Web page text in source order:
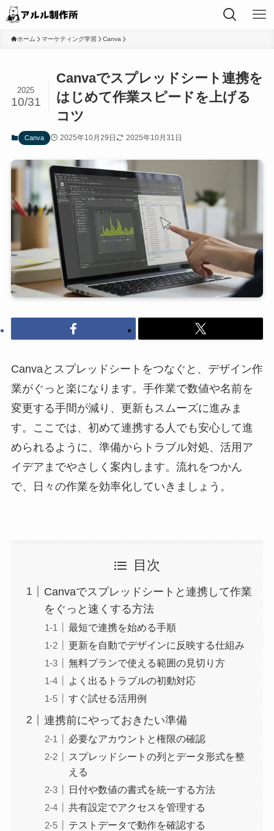
ホーム マーケティング学習 Canva
Canvaでスプレッドシート連携を
はじめて作業スピードを上げる
コツ
2025
10/31
Canva 2025年10月29日 2025年10月31日
Canvaとスプレッドシートをつなぐと、デザイン作
業がぐっと楽になります。手作業で数値や名前を
変更する手間が減り、更新もスムーズに進みま
す。ここでは、初めて連携する人でも安心して進
められるように、準備からトラブル対処、活用ア
イデアまでやさしく案内します。流れをつかん
で、日々の作業を効率化していきましょう。
目次
Canvaでスプレッドシートと連携して作業
をぐっと速くする方法
最短で連携を始める手順
更新を自動でデザインに反映する仕組み
無料プランで使える範囲の見切り方
よく出るトラブルの初動対応
すぐ試せる活用例
連携前にやっておきたい準備
必要なアカウントと権限の確認
スプレッドシートの列とデータ形式を整
える
日付や数値の書式を統一する方法
共有設定でアクセスを管理する
テストデータで動作を確認する